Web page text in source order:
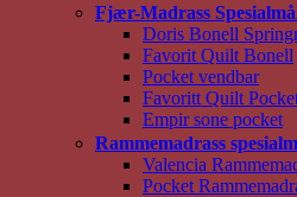
Fjær-Madrass
Doris Bonell
Favorit Quilt Bonell
Pocket vendbar
Favoritt Quilt
Empir sone pocket
Rammemadrass
Valencia
Pocket